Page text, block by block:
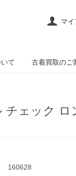
マイ
て 古着買取のご
チェック
160628